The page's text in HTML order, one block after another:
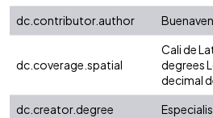
dc.contributor.author
dc.coverage.spatial
Cali de
degrees
decimal
dc.creator.degree